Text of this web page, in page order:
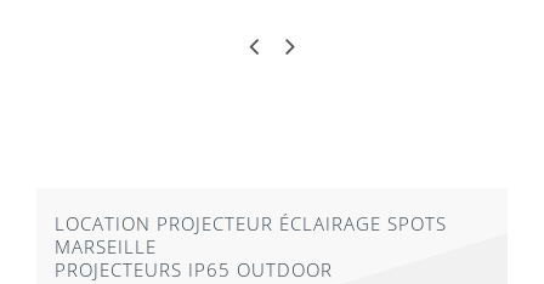
LOCATION PROJECTEUR ÉCLAIRAGE SPOTS
MARSEILLE
PROJECTEURS IP65 OUTDOOR